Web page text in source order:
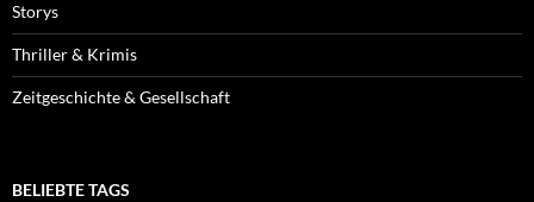
Storys
Thriller & Krimis
Zeitgeschichte & Gesellschaft
BELIEBTE TAGS